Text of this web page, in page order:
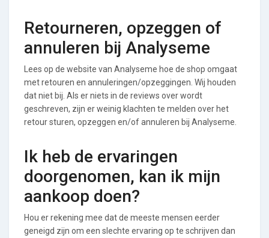
Retourneren, opzeggen of
annuleren bij Analyseme
Lees op de website van Analyseme hoe de shop omgaat
met retouren en annuleringen/opzeggingen. Wij houden
dat niet bij. Als er niets in de reviews over wordt
geschreven, zijn er weinig klachten te melden over het
retour sturen, opzeggen en/of annuleren bij Analyseme.
Ik heb de ervaringen
doorgenomen, kan ik mijn
aankoop doen?
Hou er rekening mee dat de meeste mensen eerder
geneigd zijn om een slechte ervaring op te schrijven dan